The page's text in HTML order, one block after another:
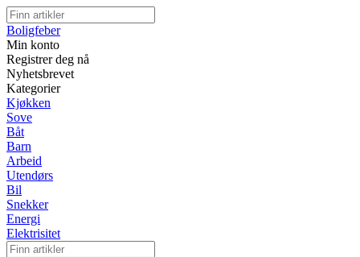
Boligfeber
Min konto
Registrer deg nå
Nyhetsbrevet
Kategorier
Kjøkken
Sove
Båt
Barn
Arbeid
Utendørs
Bil
Snekker
Energi
Elektrisitet